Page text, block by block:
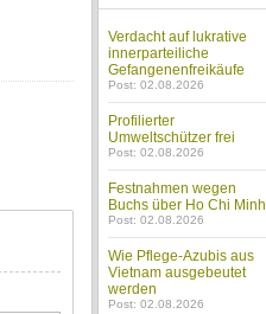
Verdacht auf lukrative
innerparteiliche
Gefangenenfreikäufe
Post: 02.08.2026
Profilierter
Umweltschützer frei
Post: 02.08.2026
Festnahmen wegen
Buchs über Ho Chi Minh
Post: 02.08.2026
Wie Pflege-Azubis aus
Vietnam ausgebeutet
werden
Post: 02.08.2026